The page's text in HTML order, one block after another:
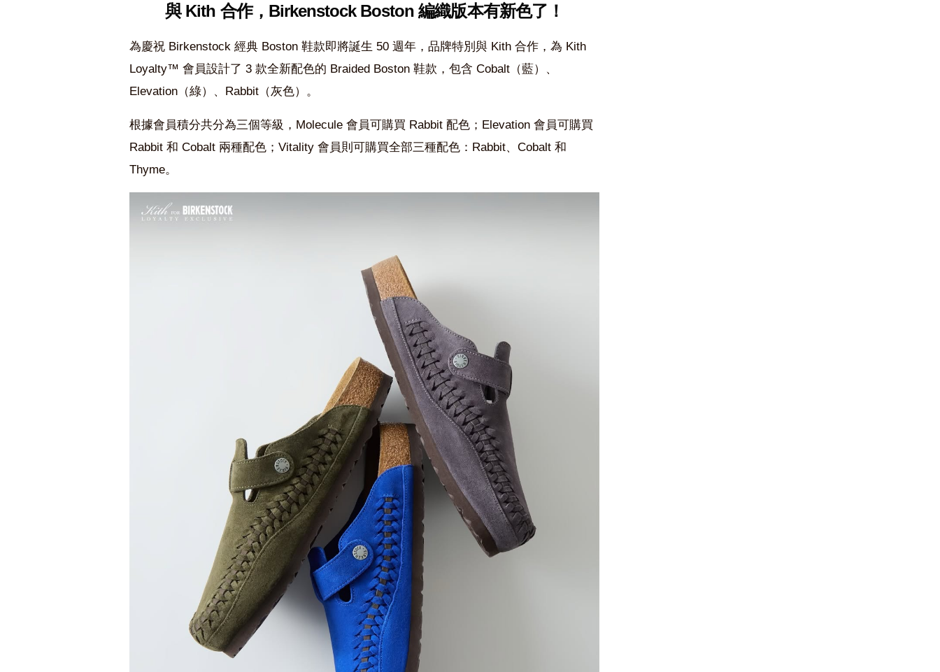
與 Kith 合作，Birkenstock Boston 編織版本有新色了！
為慶祝 Birkenstock 經典 Boston 鞋款即將誕生 50 週年，品牌特別與 Kith 合作，為 Kith
Loyalty™ 會員設計了 3 款全新配色的 Braided Boston 鞋款，包含 Cobalt（藍）、
Elevation（綠）、Rabbit（灰色）。
根據會員積分共分為三個等級，Molecule 會員可購買 Rabbit 配色；Elevation 會員可購買
Rabbit 和 Cobalt 兩種配色；Vitality 會員則可購買全部三種配色：Rabbit、Cobalt 和
Thyme。